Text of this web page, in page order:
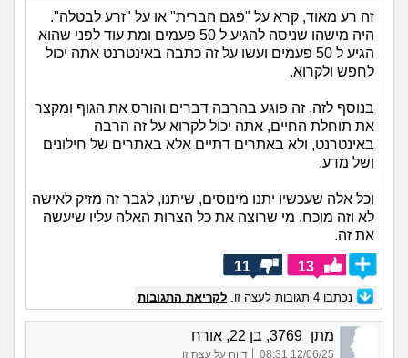
זה רע מאוד, קרא על "פגם הברית" או על "זרע לבטלה".
היה מישהו שניסה להגיע ל 50 פעמים ומת עוד לפני שהוא
הגיע ל 50 פעמים ועשו על זה כתבה באינטרנט אתה יכול
לחפש ולקרוא.
בנוסף לזה, זה פוגע בהרבה דברים והורס את הגוף ומקצר
את תוחלת החיים, אתה יכול לקרוא על זה הרבה
באינטרנט, ולא באתרים דתיים אלא באתרים של חילונים
ושל מדע.
וכל אלה שעכשיו יתנו מינוסים, שיתנו, לגבר זה מזיק לאישה
לא וזה מוכח. מי שרוצה את כל הצרות האלה עליו שיעשה
את זה.
13
11
נכתבו 4 תגובות לעצה זו. לקריאת התגובות
מתן_3769, בן 22, אורח
12/06/25 08:31
| דווח על עצה זו